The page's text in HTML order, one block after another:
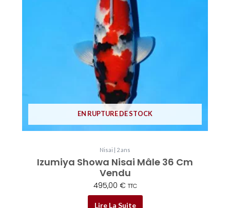
EN RUPTURE DE STOCK
Nisai | 2 ans
Izumiya Showa Nisai Mâle 36 Cm
Vendu
495,00 € TTC
Lire La Suite